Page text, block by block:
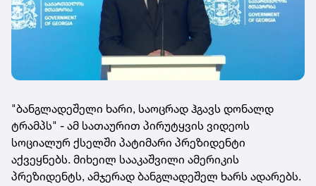
"ბანგლადეშელი ხარი, საოცრად ჰგავს დონალდ
ტრამპს" - ამ სათაურით პირუტყვის ვიდეოს
სოციალურ ქსელში პატიმარი პრეზიდენტი
აქვეყნებს. მიხეილ სააკაშვილი ამერიკის
პრეზიდენტს, ამჯერად ბანგლადეშელ ხარს ადარებს.